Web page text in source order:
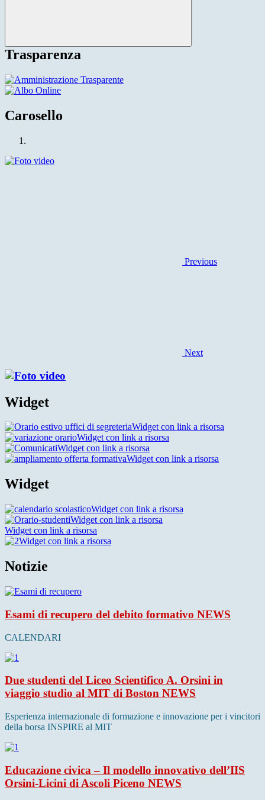
Trasparenza
Carosello
Previous
Next
Widget
Widget con link a risorsa
Widget con link a risorsa
Widget con link a risorsa
Widget con link a risorsa
Widget
Widget con link a risorsa
Widget con link a risorsa
Widget con link a risorsa
Widget con link a risorsa
Notizie
Esami di recupero del debito formativo NEWS
CALENDARI
Due studenti del Liceo Scientifico A. Orsini in
viaggio studio al MIT di Boston NEWS
Esperienza internazionale di formazione e innovazione per i vincitori
della borsa INSPIRE al MIT
Educazione civica – Il modello innovativo dell’IIS
Orsini-Licini di Ascoli Piceno NEWS